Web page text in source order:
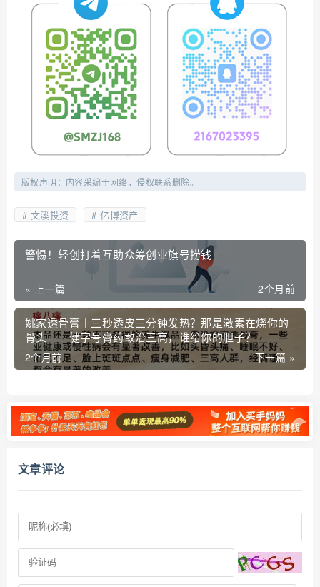
版权声明：内容采编于网络，侵权联系删除。
文溪投资 亿博资产
警惕！轻创打着互助众筹创业旗号捞钱
« 上一篇 2个月前
姚家透骨膏｜三秒透皮三分钟发热？那是激素在烧你的
骨头——健字号膏药敢治三高，谁给你的胆子？
下一篇 »
2个月前
文章评论